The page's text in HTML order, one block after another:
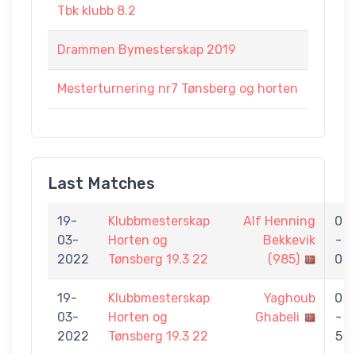
Tbk klubb 8.2
Drammen Bymesterskap 2019
Mesterturnering nr7 Tønsberg og horten
Last Matches
19-
03-
2022
Klubbmesterskap
Horten og
Tønsberg 19.3 22
Alf Henning
Bekkevik
(985)
0
-
0
19-
03-
2022
Klubbmesterskap
Horten og
Tønsberg 19.3 22
Yaghoub
Ghabeli
0
-
5